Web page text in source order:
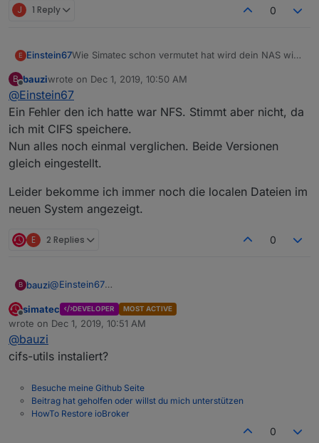
J 1 Reply 0
E Einstein67Wie Simatec schon vermutet hat wird dein NAS wird
Hast du auf beiden Systemen die gleichen
Einstellungen im BackitUp Adapter?
B
Offline
bauziwrote on Dec 1, 2019, 10:50 AM
last edited by
@Einstein67
Ein Fehler den ich hatte war NFS. Stimmt aber nicht, da
ich mit CIFS speichere.
Nun alles noch einmal verglichen. Beide Versionen
gleich eingestellt.
Leider bekomme ich immer noch die localen Dateien im
neuen System angezeigt.
E 2 Replies 0
B bauzi@Einstein67
ich mit CIFS speichere.
Nun alles noch einmal verglichen. Beide Versionen
Leider bekomme ich immer noch die localen Dateien im
neuen System angezeigt.
Offline
simatec DEVELOPER MOST ACTIVE
wrote on Dec 1, 2019, 10:51 AM
last edited by
@bauzi
cifs-utils instaliert?
Besuche meine Github Seite
Beitrag hat geholfen oder willst du mich unterstützen
HowTo Restore ioBroker
0